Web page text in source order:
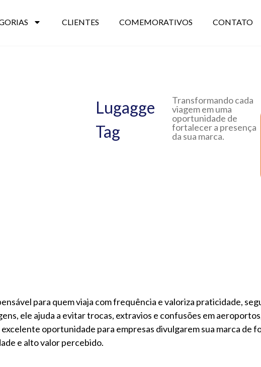
CLIENTES COMEMORATIVOS CONTATO
Lugagge
Tag
Transformando cada
viagem em uma
oportunidade de
fortalecer a presença
da sua marca.
para quem viaja com frequência e valoriza praticidade,
ele ajuda a evitar trocas, extravios e confusões em
oportunidade para empresas divulgarem sua marca de
e alto valor percebido.